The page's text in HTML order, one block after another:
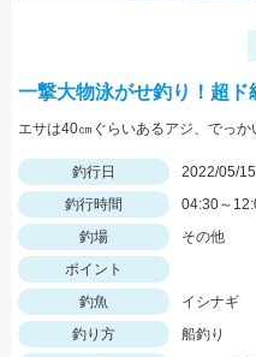
一撃大物泳がせ釣り！超
釣行日
2022/05/15
釣行時間
04:30～
釣場
その他
ポイント
釣魚
イシナギ
釣り方
船釣り